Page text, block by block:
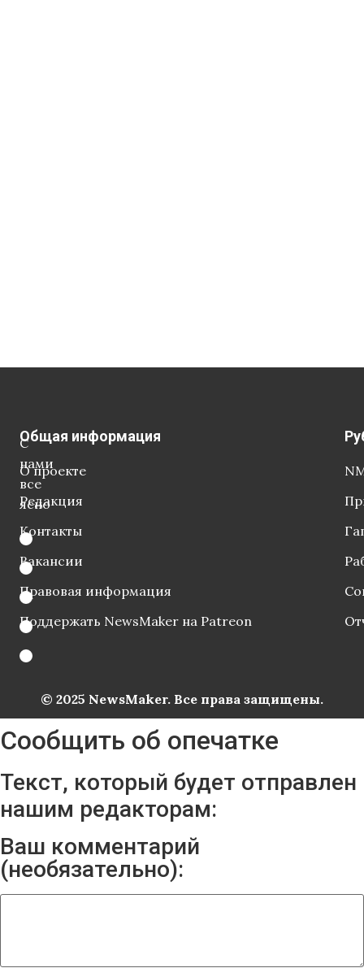
С
нами
все
ясно
Общая информация
О проекте
Редакция
Контакты
Вакансии
Правовая информация
Поддержать NewsMaker на Patreon
© 2025 NewsMaker. Все права защищены.
Сообщить об опечатке
Текст, который будет отправлен
нашим редакторам:
Ваш комментарий
(необязательно):